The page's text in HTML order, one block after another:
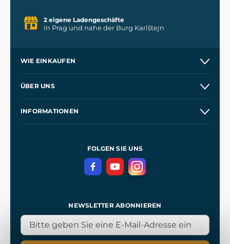
2 eigene Ladengeschäfte
In Prag und nahe der Burg Karlštejn
WIE EINKAUFEN
Kontakt
ÜBER UNS
INFORMATIONEN
DatenschutzerklärungFOLGEN SIE UNS
NEWSLETTER ABONNIEREN